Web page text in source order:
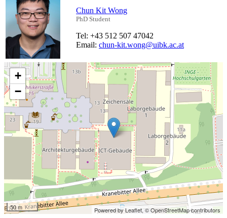
Chun Kit Wong
PhD Student
Tel: +43 512 507 47042
Email: chun-kit.wong@uibk.ac.at
+
−
50 m Powered by Leaflet,© OpenStreetMap contributors